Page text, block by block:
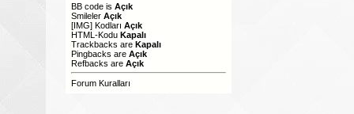
BB code is Açık
Smileler Açık
[IMG] Kodları Açık
HTML-Kodu Kapalı
Trackbacks are Kapalı
Pingbacks are Açık
Refbacks are Açık
Forum Kuralları